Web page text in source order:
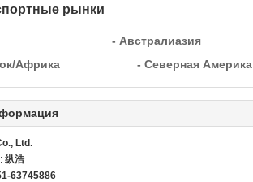
рынки
- Австралиазия
Африка
- Северная Америка
Ltd.
纵浩
63745886